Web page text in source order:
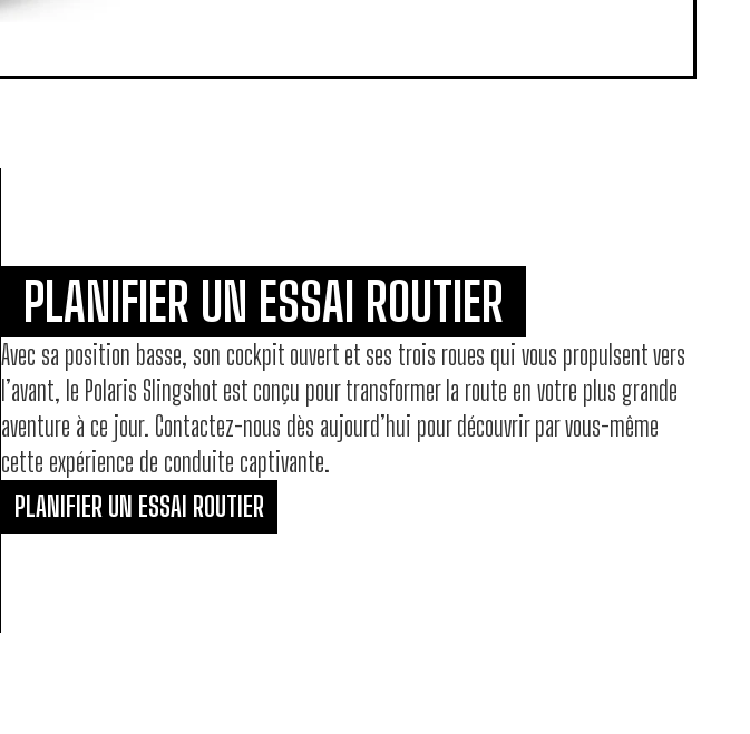
PLANIFIER UN ESSAI ROUTIER
Avec sa position basse, son cockpit ouvert et ses trois roues qui vous propulsent vers
l’avant, le Polaris Slingshot est conçu pour transformer la route en votre plus grande
aventure à ce jour. Contactez-nous dès aujourd’hui pour découvrir par vous-même
cette expérience de conduite captivante.
PLANIFIER UN ESSAI ROUTIER